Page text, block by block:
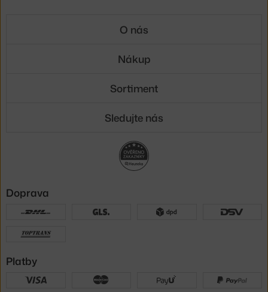
O nás
Nákup
Sortiment
Sledujte nás
Doprava
Platby